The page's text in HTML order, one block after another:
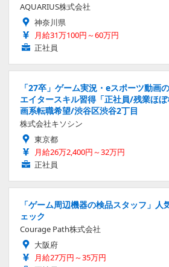
AQUARIUS株式会社
神奈川県
月給31万100円～60万円
正社員
「27卒」ゲーム実況・eスポーツ動画
エイタースキル習得「正社員/残業ほ
画系転職希望/渋谷区渋谷2丁目
株式会社キソシン
東京都
月給26万2,400円～32万円
正社員
「ゲーム周辺機器の検品スタッフ」
ェック
Courage Path株式会社
大阪府
月給27万円～35万円